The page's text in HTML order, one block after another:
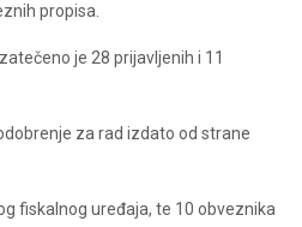
propisa.
je 28 prijavljenih i 11
za rad izdato od strane
fiskalnog uređaja, te 10 obveznika